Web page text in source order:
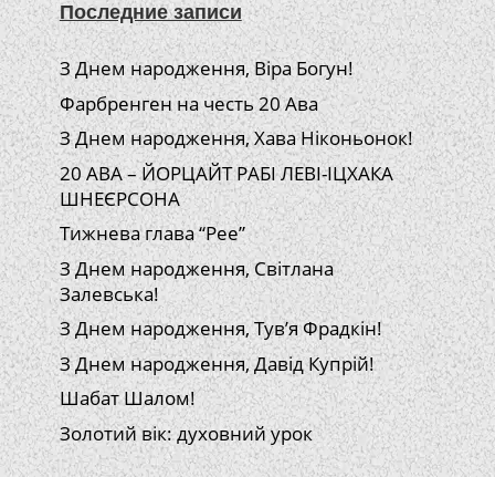
Последние записи
З Днем народження, Віра Богун!
Фарбренген на честь 20 Ава
З Днем народження, Хава Ніконьонок!
20 АВА – ЙОРЦАЙТ РАБІ ЛЕВІ-ІЦХАКА
ШНЕЄРСОНА
Тижнева глава “Рее”
З Днем народження, Світлана
Залевська!
З Днем народження, Тув’я Фрадкін!
З Днем народження, Давід Купрій!
Шабат Шалом!
Золотий вік: духовний урок